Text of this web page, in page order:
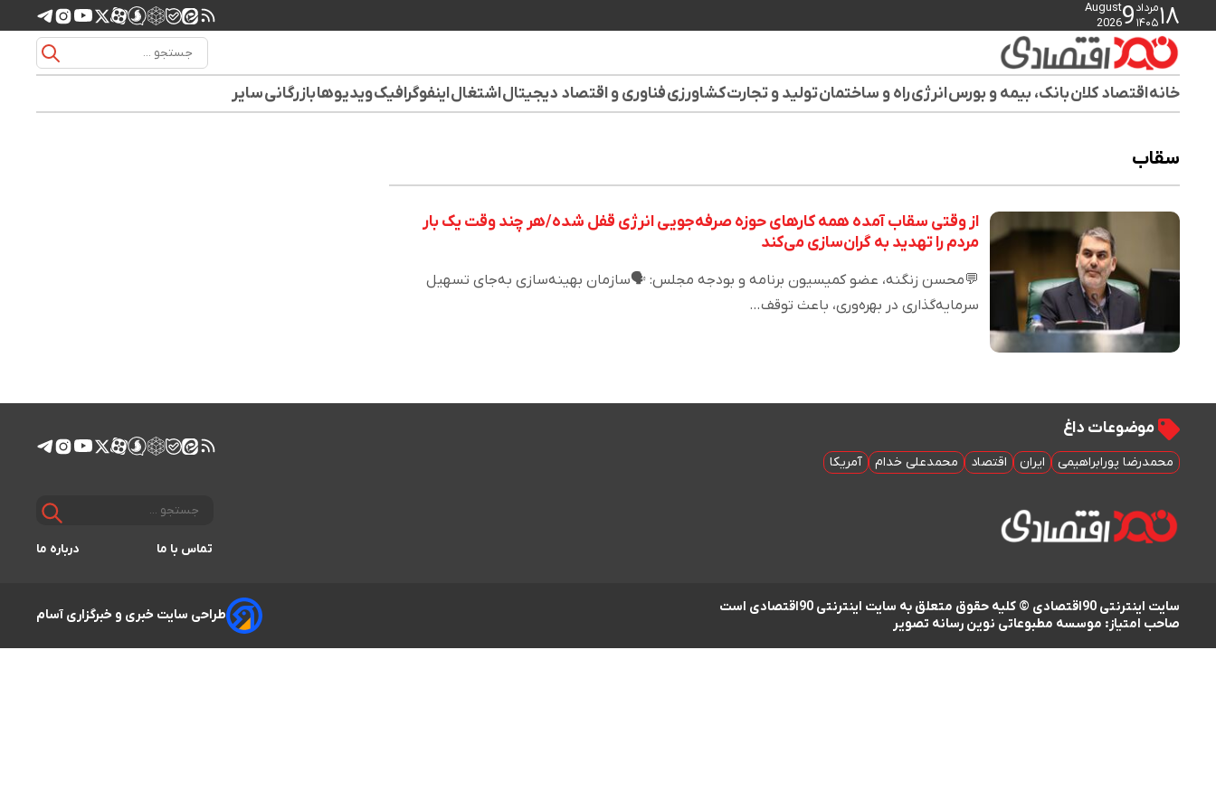
۱۸مرداد
۱۴۰۵9
August
2026
خانهاقتصاد کلانبانک، بیمه و بورسانرژیراه و ساختمانتولید و تجارتکشاورزیفناوری و اقتصاد دیجیتالاشتغالاینفوگرافیکویدیوهابازرگانیسایر
سقاب
از وقتی سقاب آمده همه کارهای حوزه صرفه‌جویی انرژی قفل شده/هر چند وقت یک بار
مردم را تهدید به گران‌سازی می‌کند
💬محسن زنگنه، عضو کمیسیون برنامه و بودجه مجلس: 🗣️سازمان بهینه‌سازی به‌جای تسهیل
سرمایه‌گذاری در بهره‌وری، باعث توقف…
موضوعات داغ
محمدرضا پورابراهیمی ایران اقتصاد محمدعلی خدام آمریکا
تماس با ما درباره ما
سایت اینترنتی 90اقتصادی © کلیه حقوق متعلق به سایت اینترنتی 90اقتصادی است
صاحب امتیاز: موسسه مطبوعاتی نوین رسانه تصویر
طراحی سایت خبری و خبرگزاری آسام